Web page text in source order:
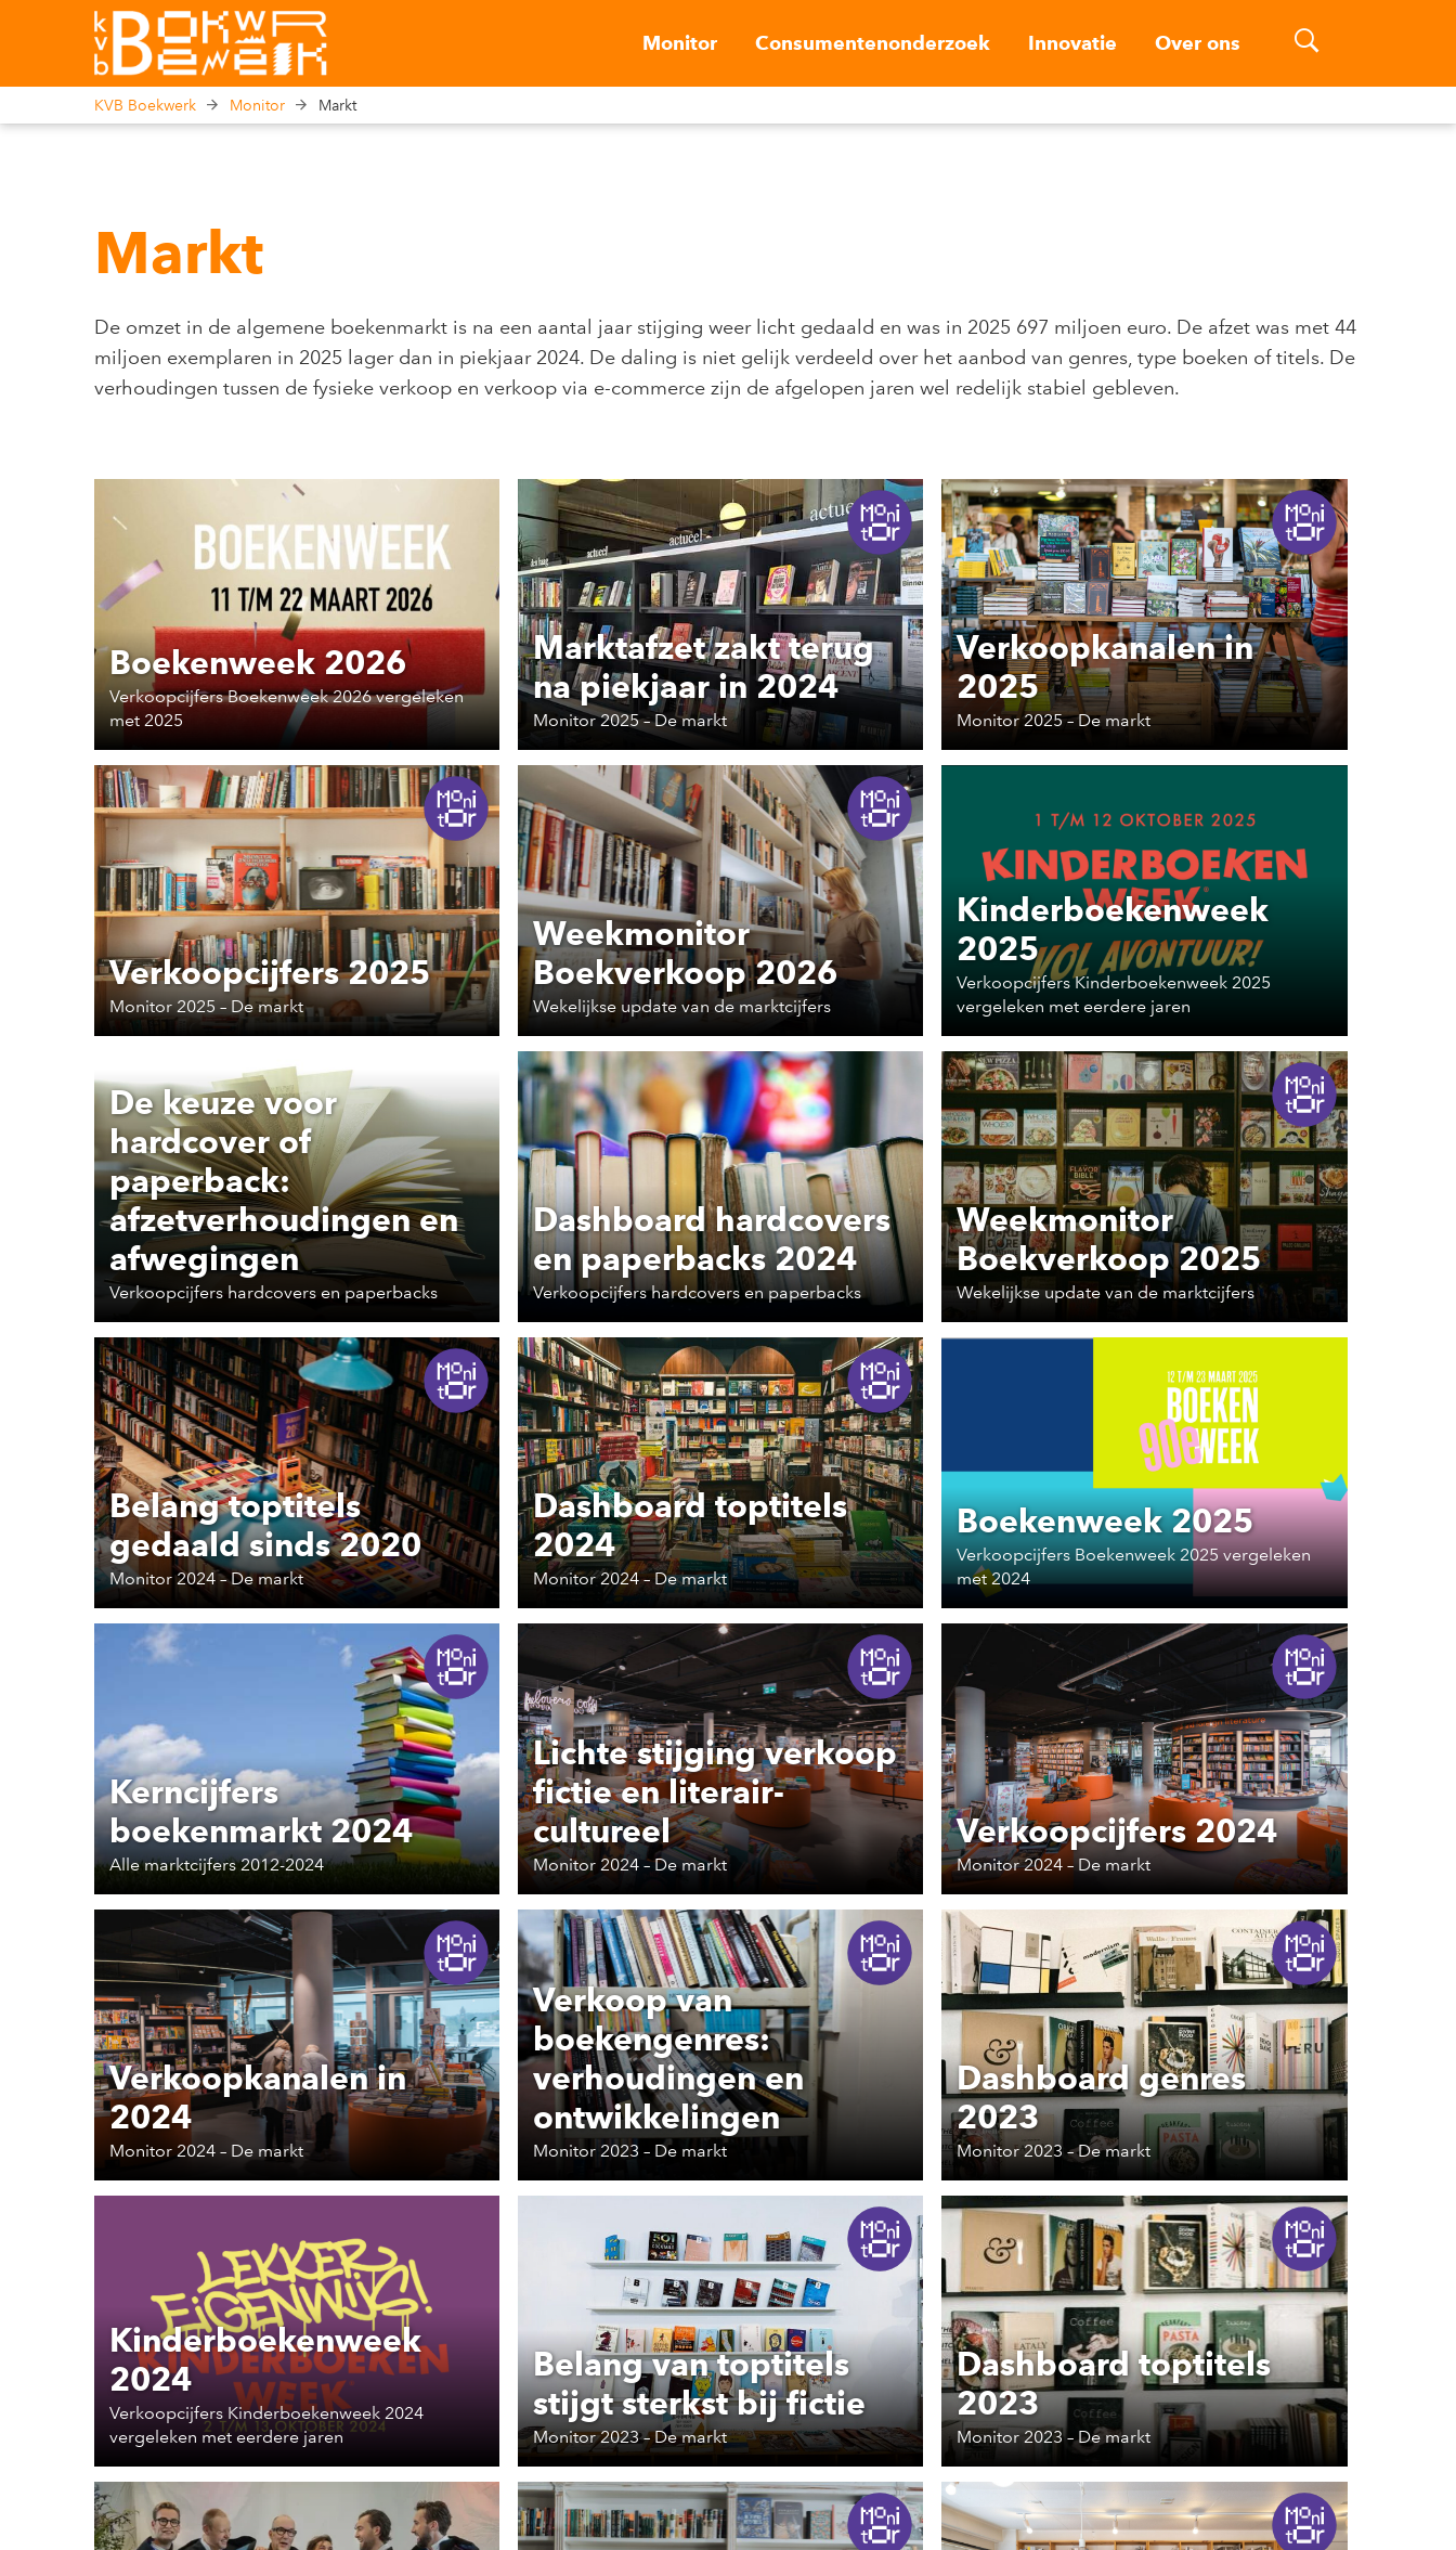
Monitor Consumentenonderzoek Innovatie Over ons
KVB Boekwerk Monitor Markt
Markt
De omzet in de algemene boekenmarkt is na een aantal jaar stijging weer licht gedaald en was in 2025 697 miljoen euro. De afzet was met 44
miljoen exemplaren in 2025 lager dan in piekjaar 2024. De daling is niet gelijk verdeeld over het aanbod van genres, type boeken of titels. De
verhoudingen tussen de fysieke verkoop en verkoop via e-commerce zijn de afgelopen jaren wel redelijk stabiel gebleven.
Boekenweek 2026
Verkoopcijfers Boekenweek 2026 vergeleken
met 2025
Marktafzet zakt terug
na piekjaar in 2024
Monitor 2025 – De markt
Verkoopkanalen in
2025
Monitor 2025 – De markt
Verkoopcijfers 2025
Monitor 2025 – De markt
Weekmonitor
Boekverkoop 2026
Wekelijkse update van de marktcijfers
Kinderboekenweek
2025
Verkoopcijfers Kinderboekenweek 2025
vergeleken met eerdere jaren
De keuze voor
hardcover of
paperback:
afzetverhoudingen en
afwegingen
Verkoopcijfers hardcovers en paperbacks
Dashboard hardcovers
en paperbacks 2024
Verkoopcijfers hardcovers en paperbacks
Weekmonitor
Boekverkoop 2025
Wekelijkse update van de marktcijfers
Belang toptitels
gedaald sinds 2020
Monitor 2024 – De markt
Dashboard toptitels
2024
Monitor 2024 – De markt
Boekenweek 2025
Verkoopcijfers Boekenweek 2025 vergeleken
met 2024
Kerncijfers
boekenmarkt 2024
Alle marktcijfers 2012-2024
Lichte stijging verkoop
fictie en literair-
cultureel
Monitor 2024 – De markt
Verkoopcijfers 2024
Monitor 2024 – De markt
Verkoopkanalen in
2024
Monitor 2024 – De markt
Verkoop van
boekengenres:
verhoudingen en
ontwikkelingen
Monitor 2023 – De markt
Dashboard genres
2023
Monitor 2023 – De markt
Kinderboekenweek
2024
Verkoopcijfers Kinderboekenweek 2024
vergeleken met eerdere jaren
Belang van toptitels
stijgt sterkst bij fictie
Monitor 2023 – De markt
Dashboard toptitels
2023
Monitor 2023 – De markt